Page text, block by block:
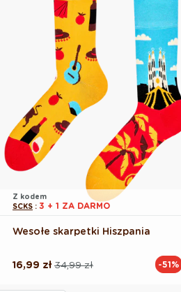
Z kodem
SCKS : 3 + 1 ZA DARMO
Wesołe skarpetki Hiszpania
Cena
34,99 zł
Cena
16,99 zł -51%